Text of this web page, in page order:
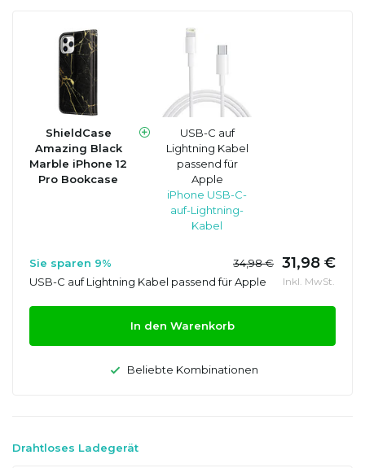
ShieldCase
Amazing Black
Marble iPhone 12
Pro Bookcase
USB-C auf
Lightning Kabel
passend für
Apple
iPhone USB-C-
auf-Lightning-
Kabel
Sie sparen 9% 34,98 € 31,98 €
USB-C auf Lightning Kabel passend für Apple Inkl. MwSt.
In den Warenkorb
Beliebte Kombinationen
Drahtloses Ladegerät